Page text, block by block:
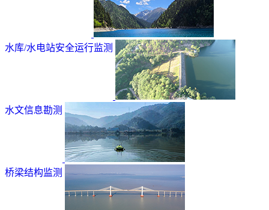
水库/水电站安全运行监测
水文信息勘测
桥梁结构监测